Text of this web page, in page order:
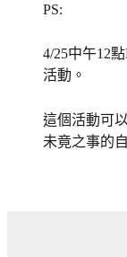
PS:
4/25中午12
活動。
這個活動可
未竟之事的